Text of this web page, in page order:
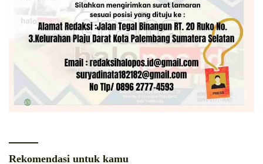
Rekomendasi untuk kamu